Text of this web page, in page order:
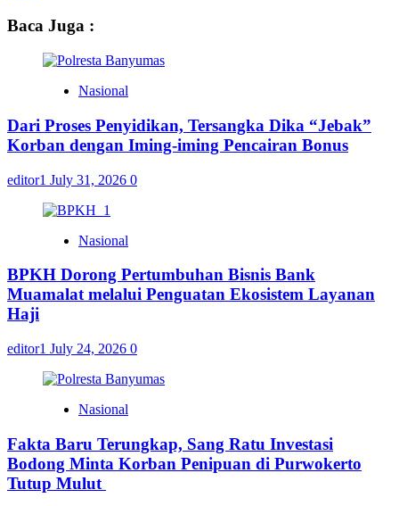
Baca Juga :
Nasional
Dari Proses Penyidikan, Tersangka Dika “Jebak”
Korban dengan Iming-iming Pencairan Bonus
editor1 July 31, 2026 0
Nasional
BPKH Dorong Pertumbuhan Bisnis Bank
Muamalat melalui Penguatan Ekosistem Layanan
Haji
editor1 July 24, 2026 0
Nasional
Fakta Baru Terungkap, Sang Ratu Investasi
Bodong Minta Korban Penipuan di Purwokerto
Tutup Mulut